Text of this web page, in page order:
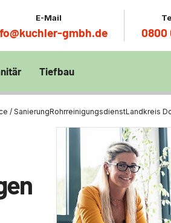
E-Mail
gmbh.de 0800
Klärbecken
per
Zentrum München
Tiefbau
/ SanierungRohrreinigungsdienstLandkreis